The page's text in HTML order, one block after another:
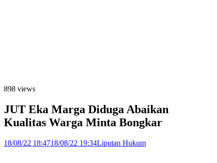
898 views
JUT Eka Marga Diduga Abaikan
Kualitas Warga Minta Bongkar
18/08/22 18:4718/08/22 19:34Liputan Hukum